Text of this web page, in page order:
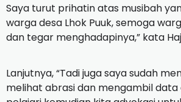
Saya turut prihatin atas musibah
warga desa Lhok Puuk, semoga
dan tegar menghadapinya,” kata
Lanjutnya, “Tadi juga saya sudah
melihat abrasi dan mengambil data